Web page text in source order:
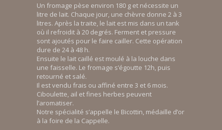
Un fromage pèse environ 180 g et nécessite un
litre de lait. Chaque jour, une chèvre donne 2 à 3
litres. Après la traite, le lait est mis dans un tank
où il refroidit à 20 degrés. Ferment et pressure
sont ajoutés pour le faire cailler. Cette opération
dure de 24 à 48 h.
Ensuite le lait caillé est moulé à la louche dans
une faisselle. Le fromage s’égoutte 12h, puis
retourné et salé.
Il est vendu frais ou affiné entre 3 et 6 mois.
Ciboulette, ail et fines herbes peuvent
l’aromatiser.
Notre spécialité s’appelle le Bicottin, médaille d’or
à la foire de la Cappelle.